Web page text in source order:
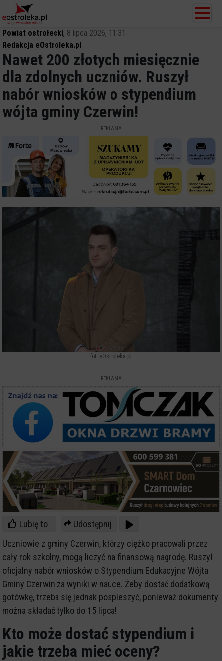
Powiat ostrołecki, 8 lipca 2026, 11:31
Redakcja eOstroleka.pl
Nawet 200 złotych miesięcznie
dla zdolnych uczniów. Ruszył
nabór wniosków o stypendium
wójta gminy Czerwin!
REKLAMA
fot. eOstroleka.pl
REKLAMA
Lubię to
Udostępnij
Uczniowie z gminy Czerwin, którzy ciężko pracowali przez
cały rok szkolny, mogą liczyć na finansową nagrodę. Ruszył
oficjalny nabór wniosków o Stypendium Edukacyjne Wójta
Gminy Czerwin za wyniki w nauce. Żeby dostać dodatkową
gotówkę, trzeba się jednak pospieszyć, ponieważ dokumenty
można składać tylko do 15 lipca!
Kto może dostać stypendium i
jakie trzeba mieć oceny?